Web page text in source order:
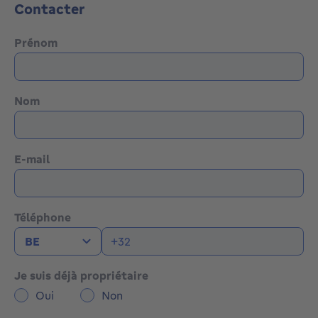
Contacter
Prénom
Nom
E-mail
Téléphone
Je suis déjà propriétaire
Oui
Non